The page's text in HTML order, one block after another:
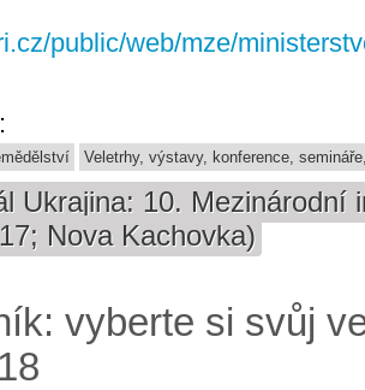
public/web/mze/
Veletrhy, výstavy, konference,
Ukrajina: 10. Mezinárodní
Nova Kachovka)
vyberte si svůj